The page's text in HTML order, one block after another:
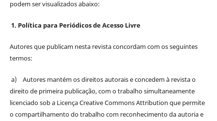
podem ser visualizados abaixo:
1. Política para Periódicos de Acesso Livre
Autores que publicam nesta revista concordam com os seguintes
termos:
a) Autores mantém os direitos autorais e concedem à revista o
direito de primeira publicação, com o trabalho simultaneamente
licenciado sob a Licença Creative Commons Attribution que permite
o compartilhamento do trabalho com reconhecimento da autoria e